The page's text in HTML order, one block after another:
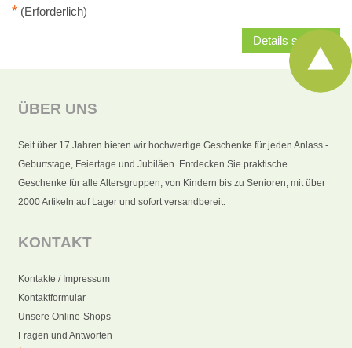
* (Erforderlich)
Details senden
ÜBER UNS
Seit über 17 Jahren bieten wir hochwertige Geschenke für jeden Anlass -
Geburtstage, Feiertage und Jubiläen. Entdecken Sie praktische
Geschenke für alle Altersgruppen, von Kindern bis zu Senioren, mit über
2000 Artikeln auf Lager und sofort versandbereit.
KONTAKT
Kontakte / Impressum
Kontaktformular
Unsere Online-Shops
Fragen und Antworten